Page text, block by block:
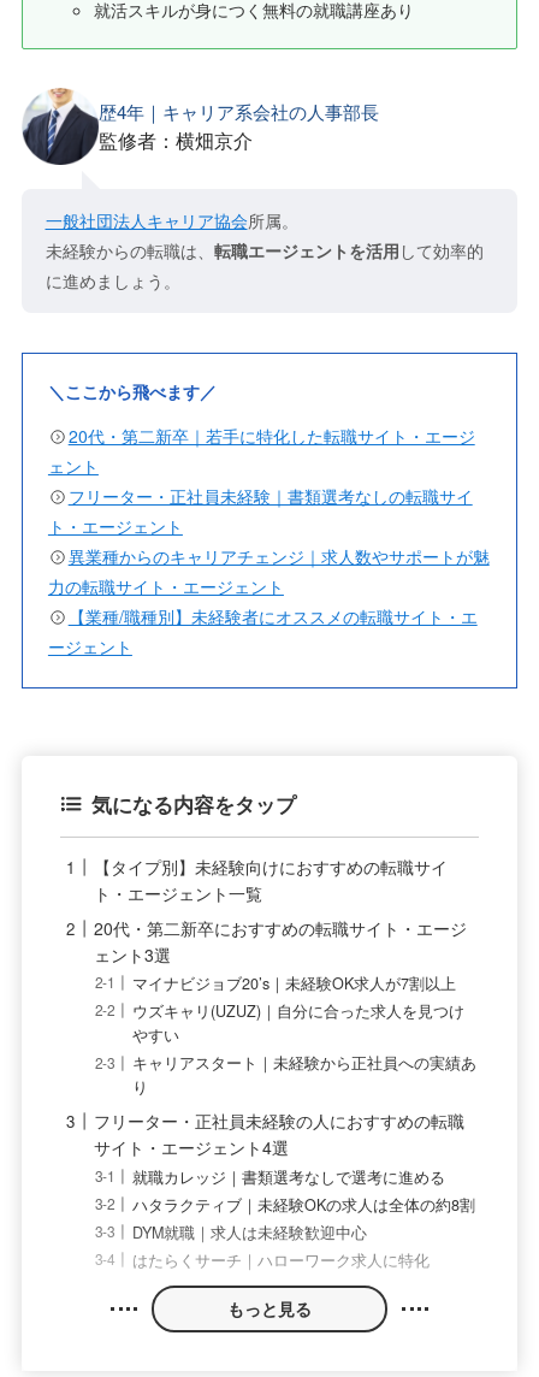
就活スキルが身につく無料の就職講座あり
歴4年｜キャリア系会社の人事部長
監修者：横畑京介
一般社団法人キャリア協会所属。
未経験からの転職は、 転職エージェントを活用 して効率的
に進めましょう。
＼ここから飛べます／
20代・第二新卒｜若手に特化した転職サイト・エージ
ェント
フリーター・正社員未経験｜書類選考なしの転職サイ
ト・エージェント
異業種からのキャリアチェンジ｜求人数やサポートが魅
力の転職サイト・エージェント
【業種/職種別】未経験者にオススメの転職サイト・エ
ージェント
気になる内容をタップ
【タイプ別】未経験向けにおすすめの転職サイ
ト・エージェント一覧
20代・第二新卒におすすめの転職サイト・エージ
ェント3選
マイナビジョブ20’s｜未経験OK求人が7割以上
ウズキャリ(UZUZ)｜自分に合った求人を見つけ
やすい
キャリアスタート｜未経験から正社員への実績あ
り
フリーター・正社員未経験の人におすすめの転職
サイト・エージェント4選
就職カレッジ｜書類選考なしで選考に進める
ハタラクティブ｜未経験OKの求人は全体の約8割
DYM就職｜求人は未経験歓迎中心
はたらくサーチ｜ハローワーク求人に特化
もっと見る